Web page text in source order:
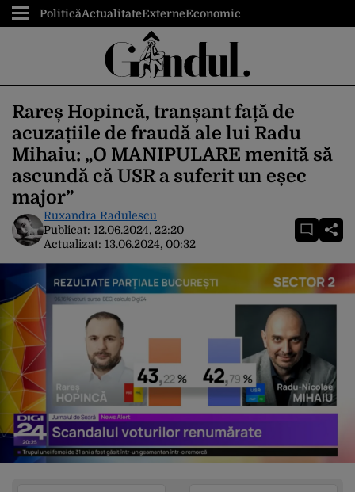
PoliticăActualitateExterneEconomic
Rareș Hopincă, tranșant față de
acuzațiile de fraudă ale lui Radu
Mihaiu: „O MANIPULARE menită să
ascundă că USR a suferit un eșec
major”
Ruxandra Radulescu
Publicat: 12.06.2024, 22:20
Actualizat: 13.06.2024, 00:32